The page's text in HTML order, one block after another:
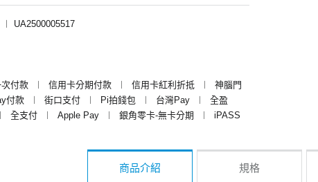
︱
UA2500005517
付款
︱ 信用卡分期付款 ︱ 信用卡紅利折抵 ︱
神腦門
付款 ︱ 街口支付 ︱ Pi拍錢包 ︱ 台灣Pay ︱
全盈
︱ 全支付 ︱ Apple Pay ︱ 銀角零卡-無卡分期 ︱
iPASS
商品介紹 規格